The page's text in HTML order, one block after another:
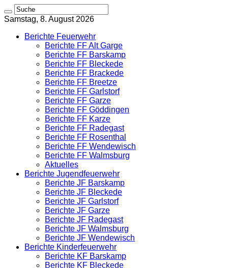
Samstag, 8. August 2026
Berichte Feuerwehr
Berichte FF Alt Garge
Berichte FF Barskamp
Berichte FF Bleckede
Berichte FF Brackede
Berichte FF Breetze
Berichte FF Garlstorf
Berichte FF Garze
Berichte FF Göddingen
Berichte FF Karze
Berichte FF Radegast
Berichte FF Rosenthal
Berichte FF Wendewisch
Berichte FF Walmsburg
Aktuelles
Berichte Jugendfeuerwehr
Berichte JF Barskamp
Berichte JF Bleckede
Berichte JF Garlstorf
Berichte JF Garze
Berichte JF Radegast
Berichte JF Walmsburg
Berichte JF Wendewisch
Berichte Kinderfeuerwehr
Berichte KF Barskamp
Berichte KF Bleckede